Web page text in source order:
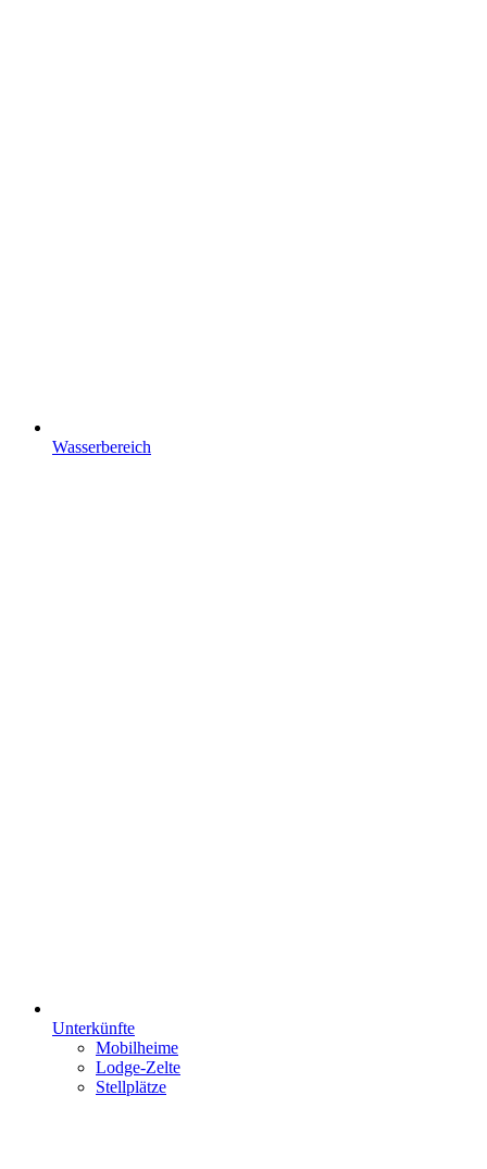
Wasserbereich
Unterkünfte
Mobilheime
Lodge-Zelte
Stellplätze